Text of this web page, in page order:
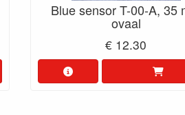
Blue sensor T-00-A, 35
ovaal
€ 12.30